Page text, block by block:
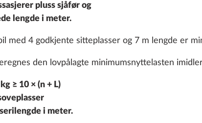
pluss sjåfør og
lengde i meter.
med 4 godkjente sitteplasser og 7 m lengde er
den lovpålagte minimumsnyttelasten
≥ 10 × (n + L)
i meter.